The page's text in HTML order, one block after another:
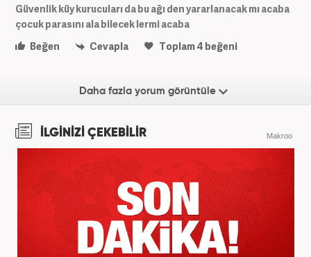
Güvenlik küy kurucuları da bu ağı den yararlanacak mı acaba
çocuk parasını ala bilecek lermi acaba
Beğen
Cevapla Toplam4 beğeni
Daha fazla yorum görüntüle
İLGİNİZİ ÇEKEBİLİR Makroo